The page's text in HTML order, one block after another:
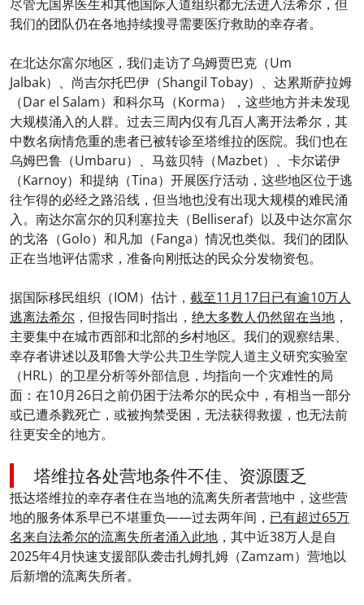
尽管无国界医生和其他国际人道组织都无法进入法希尔，但
我们的团队仍在各地持续搜寻需要医疗救助的幸存者。
在北达尔富尔地区，我们走访了乌姆贾巴克（Um
Jalbak）、尚吉尔托巴伊（Shangil Tobay）、达累斯萨拉姆
（Dar el Salam）和科尔马（Korma），这些地方并未发现
大规模涌入的人群。过去三周内仅有几百人离开法希尔，其
中数名病情危重的患者已被转诊至塔维拉的医院。我们也在
乌姆巴鲁（Umbaru）、马兹贝特（Mazbet）、卡尔诺伊
（Karnoy）和提纳（Tina）开展医疗活动，这些地区位于逃
往乍得的必经之路沿线，但当地也没有出现大规模的难民涌
入。南达尔富尔的贝利塞拉夫（Belliseraf）以及中达尔富尔
的戈洛（Golo）和凡加（Fanga）情况也类似。我们的团队
正在当地评估需求，准备向刚抵达的民众分发物资包。
据国际移民组织（IOM）估计， 截至11月17日已有逾10万人
逃离法希尔 ，但报告同时指出， 绝大多数人仍然留在当地 ，
主要集中在城市西部和北部的乡村地区。我们的观察结果、
幸存者讲述以及耶鲁大学公共卫生学院人道主义研究实验室
（HRL）的卫星分析等外部信息，均指向一个灾难性的局
面：在10月26日之前仍困于法希尔的民众中，有相当一部分
或已遭杀戮死亡，或被拘禁受困，无法获得救援，也无法前
往更安全的地方。
塔维拉各处营地条件不佳、资源匮乏
抵达塔维拉的幸存者住在当地的流离失所者营地中，这些营
地的服务体系早已不堪重负——过去两年间， 已有超过65万
名来自法希尔的流离失所者涌入此地 ，其中近38万人是自
2025年4月快速支援部队袭击扎姆扎姆（Zamzam）营地以
后新增的流离失所者。